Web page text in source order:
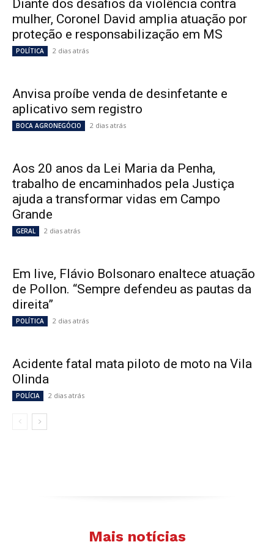
Diante dos desafios da violência contra
mulher, Coronel David amplia atuação por
proteção e responsabilização em MS
POLÍTICA 2 dias atrás
Anvisa proíbe venda de desinfetante e
aplicativo sem registro
BOCA AGRONEGÓCIO 2 dias atrás
Aos 20 anos da Lei Maria da Penha,
trabalho de encaminhados pela Justiça
ajuda a transformar vidas em Campo
Grande
GERAL 2 dias atrás
Em live, Flávio Bolsonaro enaltece atuação
de Pollon. “Sempre defendeu as pautas da
direita”
POLÍTICA 2 dias atrás
Acidente fatal mata piloto de moto na Vila
Olinda
POLÍCIA 2 dias atrás
Mais notícias